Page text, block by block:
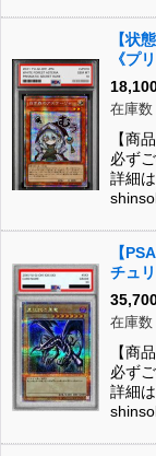
【状
《プ
在庫数
【商
必ず
詳細
【
チュ
ーシ
在庫数
【商
必ず
詳細